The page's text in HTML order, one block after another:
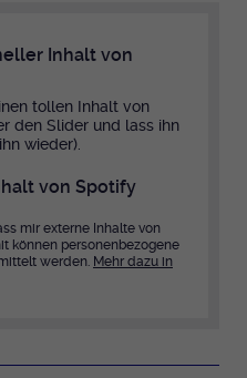
Inhalt von
tollen Inhalt von
den Slider und lass ihn
wieder).
von Spotify
mir externe Inhalte von
können personenbezogene
werden. Mehr dazu in